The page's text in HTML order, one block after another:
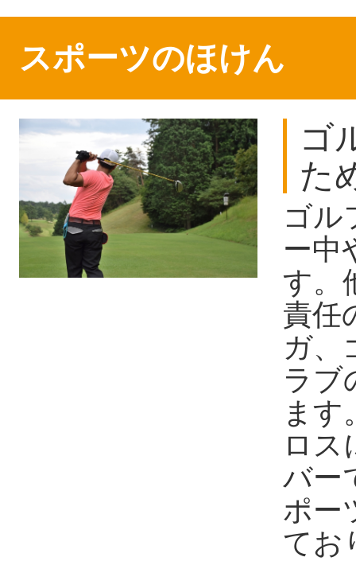
スポーツのほけん
ゴ
た
ゴル
ー中
す。
責任
ガ、
ラブ
ます
ロス
バー
ポー
てお